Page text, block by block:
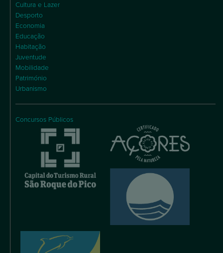
Cultura e Lazer
Desporto
Economia
Educação
Habitação
Juventude
Mobilidade
Património
Urbanismo
Concursos Públicos